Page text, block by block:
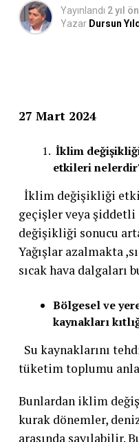
Yayınlandı 2 yıl
Yazar Dursun
27 Mart 2024
İklim
etkileri
İklim değişikliği
geçişler veya
değişikliği sonucu
Yağışlar azalmakta
sıcak hava dalgaları
Bölgesel ve
kaynakları
Su kaynaklarını
tüketim toplumu
Bunlardan iklim
kurak dönemler,
arasında sayılabilir.